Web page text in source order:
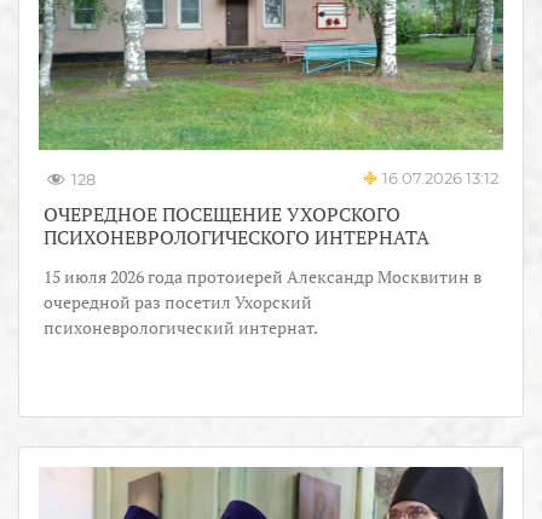
128 16.07.2026 13:12
ОЧЕРЕДНОЕ ПОСЕЩЕНИЕ УХОРСКОГО
ПСИХОНЕВРОЛОГИЧЕСКОГО ИНТЕРНАТА
15 июля 2026 года протоиерей Александр Москвитин в
очередной раз посетил Ухорский
психоневрологический интернат.